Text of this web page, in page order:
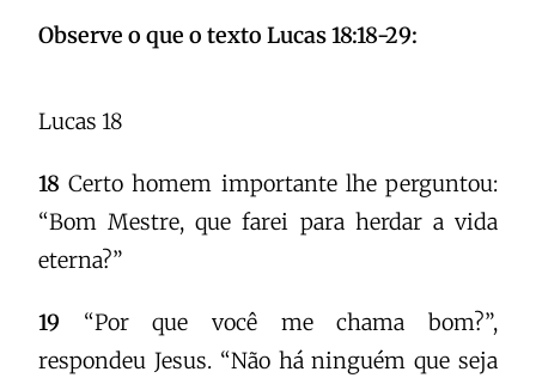
Observe o que o texto Lucas 18:18-29:
Lucas 18
18 Certo homem importante lhe perguntou:
“Bom Mestre, que farei para herdar a vida
eterna?”
19 “Por que você me chama bom?”,
respondeu Jesus. “Não há ninguém que seja